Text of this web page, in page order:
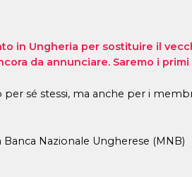
in Ungheria per sostituire il
da annunciare. Saremo i primi
sé stessi, ma anche per i
Nazionale Ungherese (MNB)